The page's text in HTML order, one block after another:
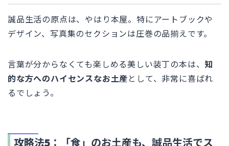
誠品生活の原点は、やはり本屋。特にアートブックや
デザイン、写真集のセクションは圧巻の品揃えです。
言葉が分からなくても楽しめる美しい装丁の本は、 知
的な方へのハイセンスなお土産 として、非常に喜ばれ
るでしょう。
攻略法5：「食」のお土産も、誠品生活でス